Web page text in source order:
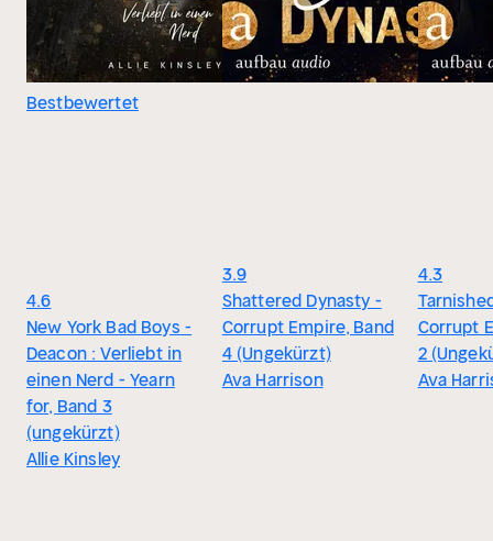
Bestbewertet
4.6
New York Bad Boys -
Deacon : Verliebt in
einen Nerd - Yearn
for, Band 3
(ungekürzt)
Allie Kinsley
3.9
Shattered Dynasty -
Corrupt Empire, Band
4 (Ungekürzt)
Ava Harrison
4.3
Corrupt
2
Ava